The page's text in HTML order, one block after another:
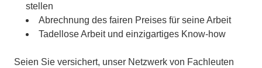
stellen
Abrechnung des fairen Preises für seine Arbeit
Tadellose Arbeit und einzigartiges Know-how
Seien Sie versichert, unser Netzwerk von Fachleuten